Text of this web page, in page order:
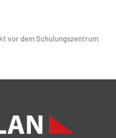
vor dem Schulungszentrum